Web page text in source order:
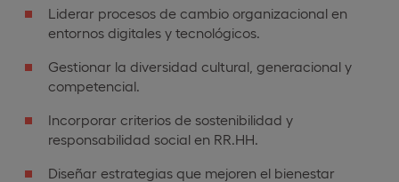
Liderar procesos de cambio organizacional en
entornos digitales y tecnológicos.
Gestionar la diversidad cultural, generacional y
competencial.
Incorporar criterios de sostenibilidad y
responsabilidad social en RR.HH.
Diseñar estrategias que mejoren el bienestar